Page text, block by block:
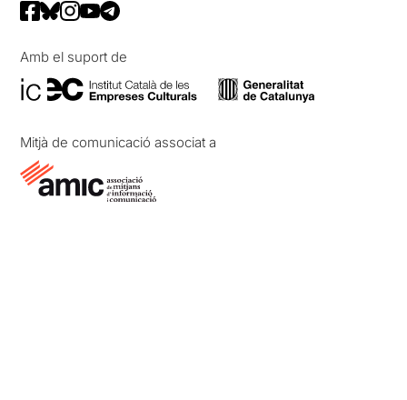
Amb el suport de
Mitjà de comunicació associat a